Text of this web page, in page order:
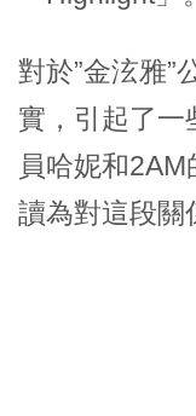
對於”金泫雅”
實，引起了一
員哈妮和
讀為對這段關